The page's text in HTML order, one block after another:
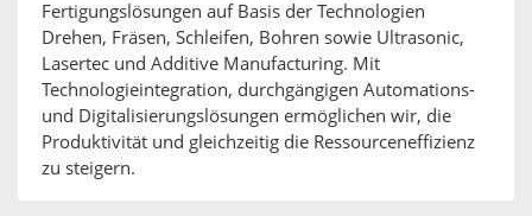
Fertigungslösungen auf Basis der Technologien
Drehen, Fräsen, Schleifen, Bohren sowie Ultrasonic,
Lasertec und Additive Manufacturing. Mit
Technologieintegration, durchgängigen Automations-
und Digitalisierungslösungen ermöglichen wir, die
Produktivität und gleichzeitig die Ressourceneffizienz
zu steigern.